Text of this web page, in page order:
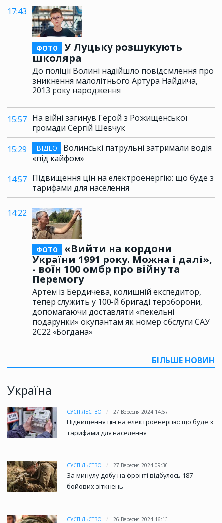
17:43
ФОТО
У Луцьку розшукують
школяра
До поліції Волині надійшло повідомлення про
зникнення малолітнього Артура Найдича,
2013 року народження
15:57 На війні загинув Герой з Рожищенської
громади Сергій Шевчук
15:29
ВІДЕО
Волинські патрульні затримали водія
«під кайфом»
14:57 Підвищення цін на електроенергію: що буде з
тарифами для населення
14:22
ФОТО
«Вийти на кордони
України 1991 року. Можна і далі»,
- воїн 100 омбр про війну та
Перемогу
Артем із Бердичева, колишній експедитор,
тепер служить у 100-й бригаді тероборони,
допомагаючи доставляти «пекельні
подарунки» окупантам як номер обслуги САУ
2С22 «Богдана»
БІЛЬШЕ НОВИН
Україна
СУСПІЛЬСТВО 27 Вересня 2024 14:57
Підвищення цін на електроенергію: що буде з
тарифами для населення
СУСПІЛЬСТВО 27 Вересня 2024 09:30
За минулу добу на фронті відбулось 187
бойових зіткнень
СУСПІЛЬСТВО 26 Вересня 2024 16:13